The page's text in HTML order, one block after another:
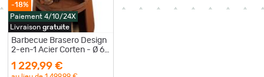
-18%
Paiement 4/10/24X
Livraison gratuite
Barbecue Brasero Design
2-en-1 Acier Corten - Ø 60
Inox Housse LIVRAISON
1 229,99 €